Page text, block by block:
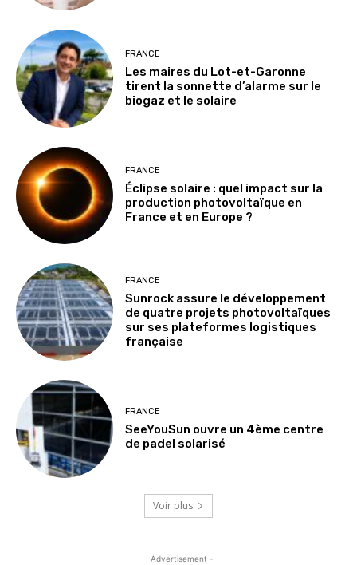
FRANCE
Les maires du Lot-et-Garonne
tirent la sonnette d’alarme sur le
biogaz et le solaire
FRANCE
Éclipse solaire : quel impact sur la
production photovoltaïque en
France et en Europe ?
FRANCE
Sunrock assure le développement
de quatre projets photovoltaïques
sur ses plateformes logistiques
française
FRANCE
SeeYouSun ouvre un 4ème centre
de padel solarisé
Voir plus
- Advertisement -